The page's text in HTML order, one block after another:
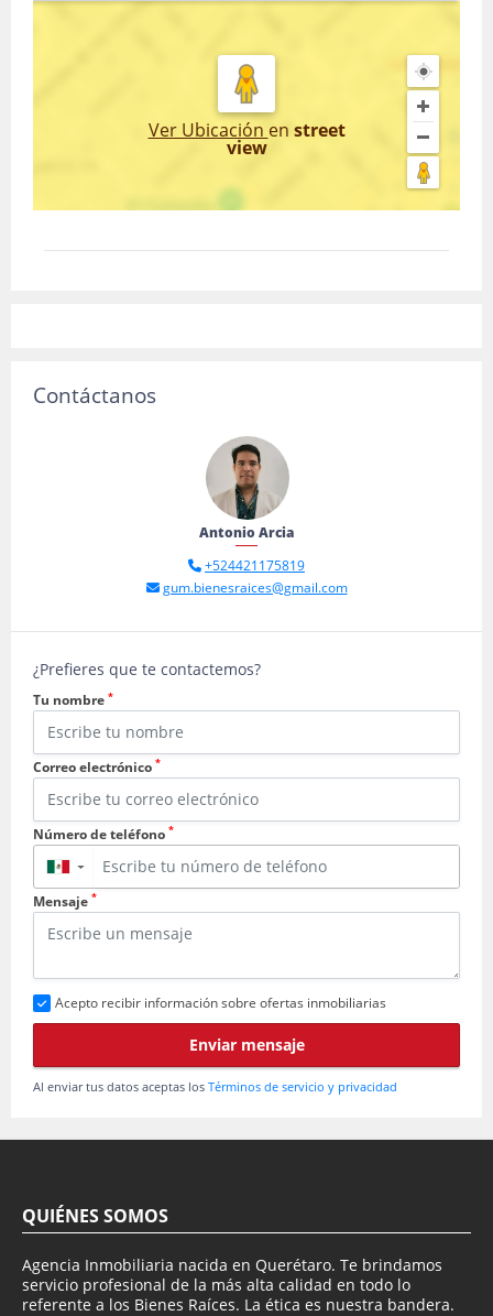
Ver Ubicación en street
view
Contáctanos
Antonio Arcia
+524421175819
gum.bienesraices@gmail.com
¿Prefieres que te contactemos?
Tu nombre *
Correo electrónico *
Número de teléfono *
▼
Mensaje *
Acepto recibir información sobre ofertas inmobiliarias
Enviar mensaje
Al enviar tus datos aceptas los Términos de servicio y privacidad
QUIÉNES SOMOS
Agencia Inmobiliaria nacida en Querétaro. Te brindamos
servicio profesional de la más alta calidad en todo lo
referente a los Bienes Raíces. La ética es nuestra bandera.